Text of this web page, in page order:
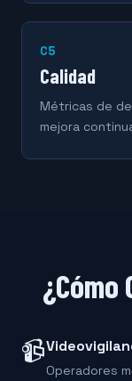
C5
Calidad
Métricas de
mejora
¿Cómo
📹
Operadores